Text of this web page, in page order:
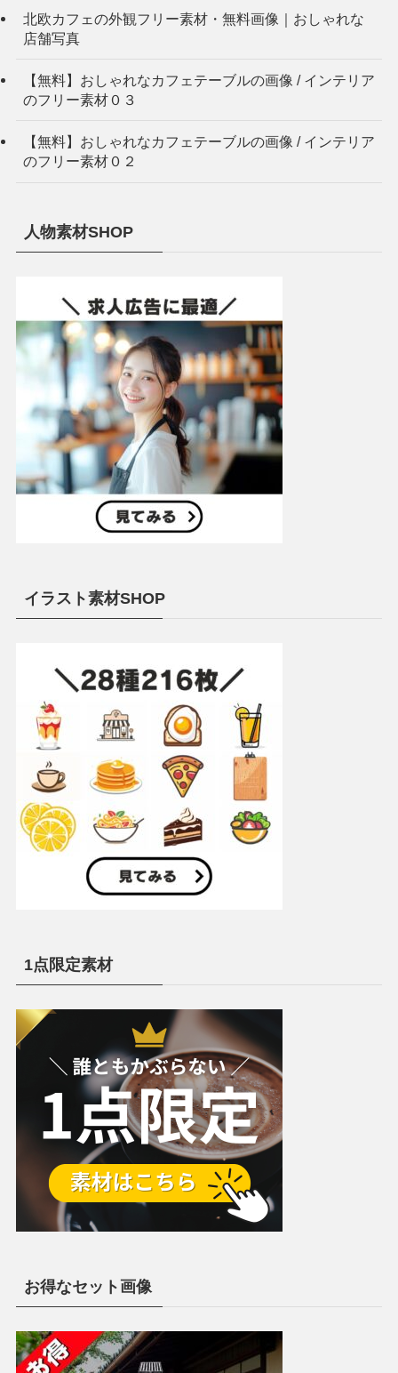
北欧カフェの外観フリー素材・無料画像｜おしゃれな
店舗写真
【無料】おしゃれなカフェテーブルの画像 / インテリア
のフリー素材０３
【無料】おしゃれなカフェテーブルの画像 / インテリア
のフリー素材０２
人物素材SHOP
イラスト素材SHOP
1点限定素材
お得なセット画像